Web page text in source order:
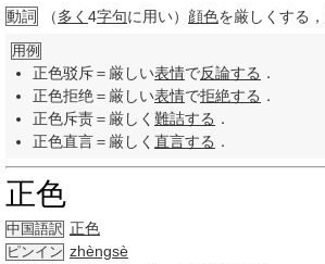
動詞 （多く 4字句に用い） 顔色を厳しくする
用例
正色驳斥＝厳しい表情で反論する ．
正色拒绝＝厳しい表情で拒絶する ．
正色斥责＝厳しく 難詰する ．
正色直言＝厳しく 直言する ．
正色
中国語訳 正色
ピンイン zhèngsè